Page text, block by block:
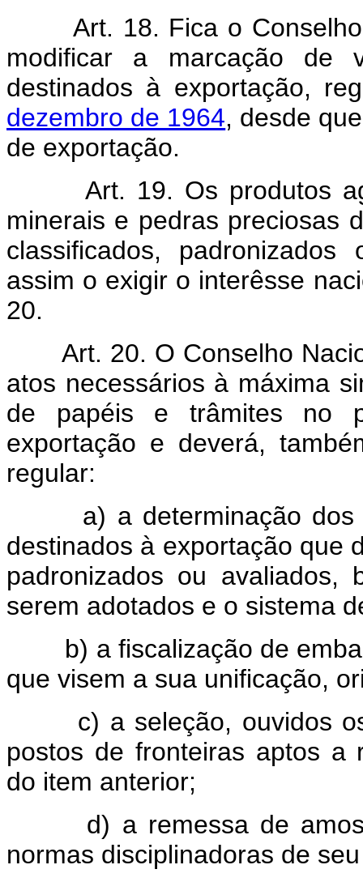
Art. 18. Fica o
modificar a marcação de
destinados à exportação,
dezembro de 1964, desde
de exportação.
Art. 19. Os produtos
minerais e pedras preciosas
classificados,
assim o exigir o interêsse
20.
Art. 20. O Conselho
atos necessários à máxima
de papéis e trâmites no
exportação e deverá,
regular:
a) a determinação dos
destinados à exportação que
padronizados ou
serem adotados e o sistema
b) a fiscalização de
que visem a sua unificação,
c) a seleção, ouvidos os
postos de fronteiras aptos a
do item anterior;
d) a remessa de
normas disciplinadoras de